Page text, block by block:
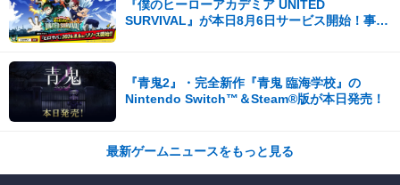
『僕のヒーローアカデミア UNITED
SURVIVAL』が本日8月6日サービス開始！事前
『青鬼2』・完全新作『青鬼 臨海学校』の
Nintendo Switch™＆Steam®版が本日発売！
最新ゲームニュースをもっと見る